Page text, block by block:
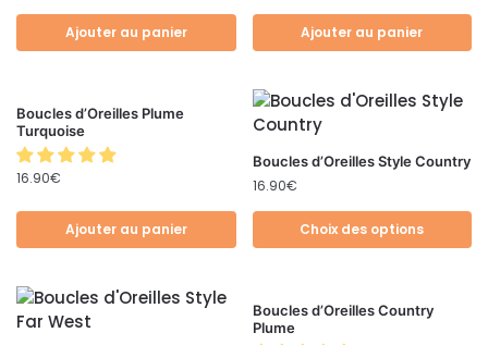
Ajouter au panier Ajouter au panier
Boucles d’Oreilles Plume
Turquoise
16.90€
Ajouter au panier
Boucles d’Oreilles Style Country
16.90€
Choix des options
Boucles d’Oreilles Country
Plume